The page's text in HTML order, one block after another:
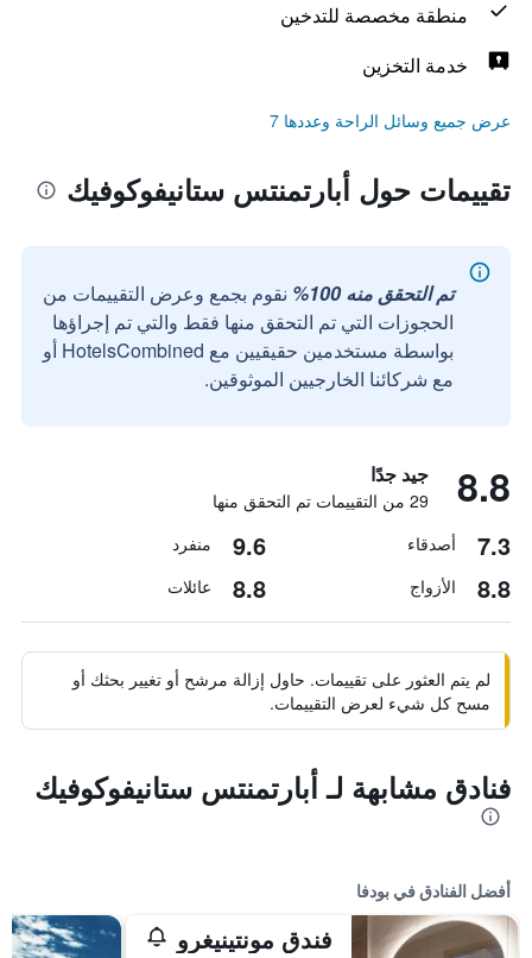
منطقة مخصصة للتدخين
خدمة التخزين
عرض جميع وسائل الراحة وعددها 7
تقييمات حول أبارتمنتس ستانيفوكوفيك
تم التحقق منه 100%
نقوم بجمع وعرض التقييمات من
الحجوزات التي تم التحقق منها فقط والتي تم إجراؤها
بواسطة مستخدمين حقيقيين مع HotelsCombined أو
مع شركائنا الخارجيين الموثوقين.
8.8 جيد جدًا
29 من التقييمات تم التحقق منها
7.3 أصدقاء 9.6 منفرد
8.8 الأزواج 8.8 عائلات
لم يتم العثور على تقييمات. حاول إزالة مرشح أو تغيير بحثك أو
مسح كل شيء لعرض التقييمات.
فنادق مشابهة لـ أبارتمنتس ستانيفوكوفيك
أفضل الفنادق في بودفا
فندق مونتينيغرو